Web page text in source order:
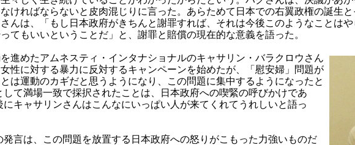
ければならないと皮肉混じりに言った。あらためて日本での右翼政権の誕生
んは、「もし日本政府がきちんと謝罪すれば、それは今後このようなことはや
てもいいということだ」と、謝罪と賠償の現在的な意義を語った。
進めたアムネスティ・インタナショナルのキャサリン・バラクロウさん
性に対する暴力に反対するキャンペーンを始めたが、「慰安婦」問題が
は運動のカギだと思うようになり、この問題に集中するようになったと
て満場一致で採択されたことは、日本政府への喫緊の呼びかけであ
キャサリンさんはこんなにいっぱい人が来てくれてうれしいと語っ
言は、この問題を放置する日本政府への怒りがこもった力強いものだ